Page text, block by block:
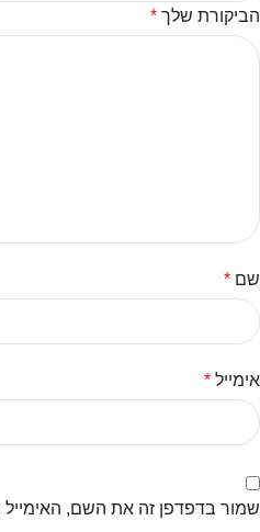
הביקורת שלך *
שם *
אימייל *
שמור בדפדפן זה את השם,